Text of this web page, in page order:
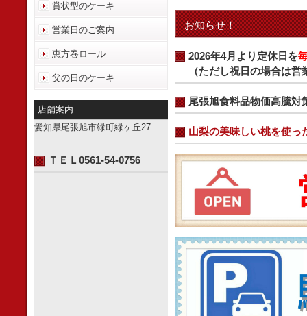
お知らせ！
2026年4月より定休日を
（ただし祝日の場合は営
尾張旭食料品物価高騰
山梨の美味しい桃を使っ
賞状型のケーキ
営業日のご案内
恵方巻ロール
父の日のケーキ
店舗案内
愛知県尾張旭市緑町緑ヶ丘27
ＴＥＬ0561-54-0756